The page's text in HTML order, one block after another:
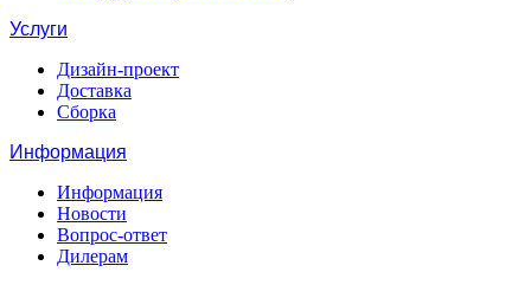
Услуги
Дизайн-проект
Доставка
Сборка
Информация
Информация
Новости
Вопрос-ответ
Дилерам